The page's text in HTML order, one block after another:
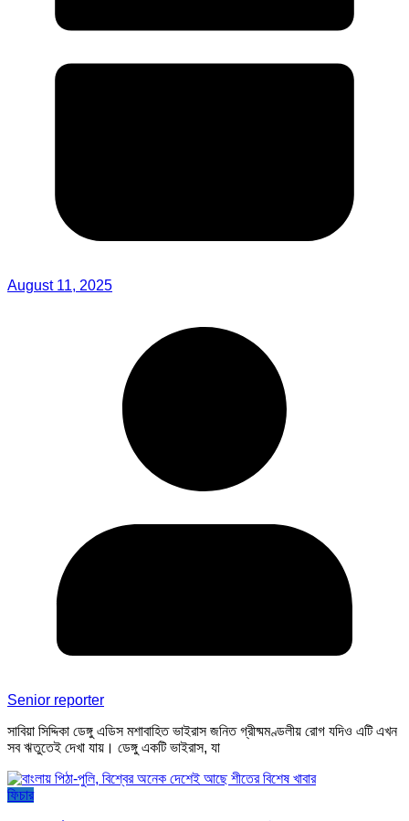
August 11, 2025
Senior reporter
সাবিয়া সিদ্দিকা ডেঙ্গু এডিস মশাবাহিত ভাইরাস জনিত গ্রীষ্মমণ্ডলীয় রোগ যদিও এটি এখন
সব ঋতুতেই দেখা যায়। ডেঙ্গু একটি ভাইরাস, যা
ফিচার